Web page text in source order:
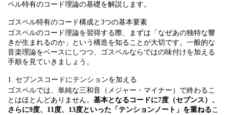
ペル特有のコード理論の基礎を解説します。
ゴスペル特有のコード構成と3つの基本要素
ゴスペルのコード理論を習得する際、まずは「なぜあの独特な響
きが生まれるのか」という構造を知ることが大切です。一般的な
音楽理論をベースにしつつ、ゴスペルならではの味付けを加える
手順を見ていきましょう。
1. セブンスコードにテンションを加える
ゴスペルでは、単純な三和音（メジャー・マイナー）で終わるこ
とはほとんどありません。 基本となるコードに7度（セブンス）、
さらに9度、11度、13度といった「テンションノート」を重ねるこ